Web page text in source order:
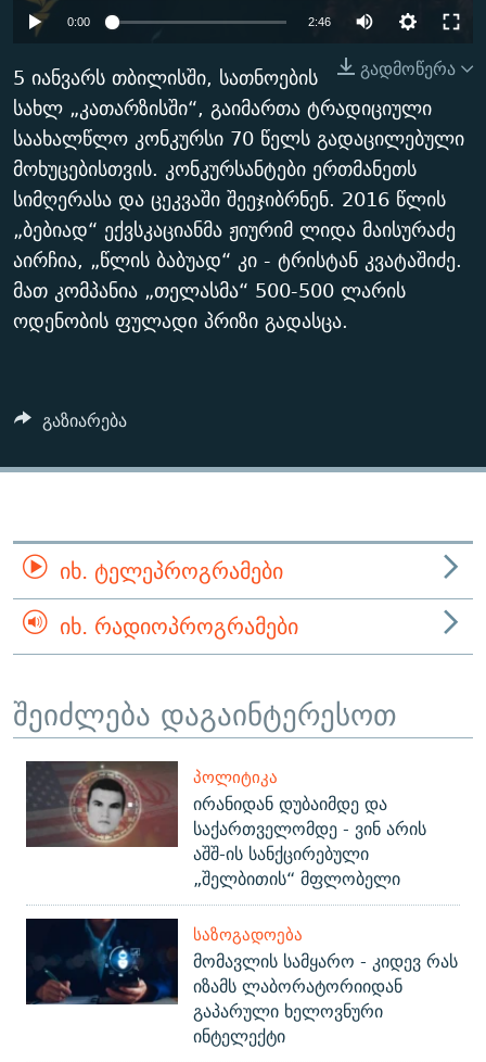
ᲛᲝᲚᲐᲞᲐᲠᲐᲙᲔ ᲢᲔᲥᲡᲢᲔᲑᲘ
ᲚᲘᲢᲔᲠᲐᲢᲣᲠᲣᲚᲘ ᲬᲐᲮᲜᲐᲒᲔᲑᲘ
ᲐᲛᲔᲠᲘᲙᲣᲚᲘ ᲛᲝᲗᲮᲠᲝᲑᲐ
ᲘᲛᲞᲔᲠᲘᲐ ᲓᲐ ᲠᲐᲓᲘᲝ
ᲩᲔᲛᲘ ᲡᲘᲙᲕᲓᲘᲚᲘᲡ ᲛᲘᲖᲔᲖᲘᲐ COVID-19
ᲡᲐᲞᲐᲠᲚᲐᲛᲔᲜᲢᲝ ᲐᲠᲩᲔᲕᲜᲔᲑᲘᲡ ᲘᲡᲢᲝᲠᲘᲐ
ᲑᲐᲕᲨᲕᲔᲑᲘ ᲞᲠᲝᲡᲢᲘᲢᲣᲪᲘᲐᲨᲘ - ᲐᲛᲝᲣᲗᲥᲛᲔᲚᲘ ᲐᲛᲑᲐᲕᲘ
5 ᲐᲛᲑᲐᲕᲘ - 20 ᲘᲕᲜᲘᲡᲡ ᲓᲐᲨᲐᲕᲔᲑᲣᲚᲔᲑᲘ
ᲐᲒᲕᲘᲡᲢᲝᲡ ᲝᲛᲘ
ПРИВЕТ ᲙᲣᲚᲢᲣᲠᲐ
ᲒᲐᲛᲝᲘᲬᲔᲠᲔ
რთე/რთ-ის ყველა საიტი
0:00 2:46
გადმოწერა
5 იანვარს თბილისში, სათნოების
სახლ „კათარზისში“, გაიმართა ტრადიციული
საახალწლო კონკურსი 70 წელს გადაცილებული
მოხუცებისთვის. კონკურსანტები ერთმანეთს
სიმღერასა და ცეკვაში შეეჯიბრნენ. 2016 წლის
„ბებიად“ ექვსკაციანმა ჟიურიმ ლიდა მაისურაძე
აირჩია, „წლის ბაბუად“ კი - ტრისტან კვატაშიძე.
მათ კომპანია „თელასმა“ 500-500 ლარის
ოდენობის ფულადი პრიზი გადასცა.
გაზიარება
ᲘᲮ. ᲢᲔᲚᲔᲞᲠᲝᲒᲠᲐᲛᲔᲑᲘ
ᲘᲮ. ᲠᲐᲓᲘᲝᲞᲠᲝᲒᲠᲐᲛᲔᲑᲘ
შეიძლება დაგაინტერესოთ
ᲞᲝᲚᲘᲢᲘᲙᲐ
ირანიდან დუბაიმდე და
საქართველომდე - ვინ არის
აშშ-ის სანქცირებული
„შელბითის“ მფლობელი
ᲡᲐᲖᲝᲒᲐᲓᲝᲔᲑᲐ
მომავლის სამყარო - კიდევ რას
იზამს ლაბორატორიიდან
გაპარული ხელოვნური
ინტელექტი